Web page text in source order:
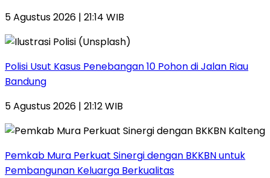
5 Agustus 2026 | 21:14 WIB
Polisi Usut Kasus Penebangan 10 Pohon di Jalan Riau
Bandung
5 Agustus 2026 | 21:12 WIB
Pemkab Mura Perkuat Sinergi dengan BKKBN untuk
Pembangunan Keluarga Berkualitas